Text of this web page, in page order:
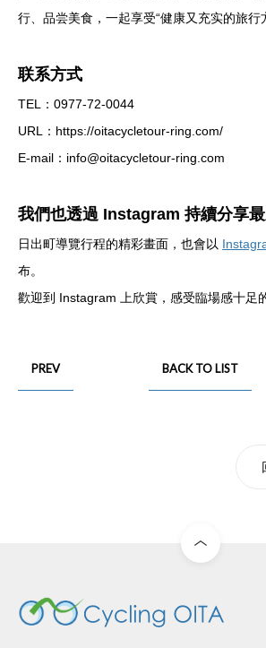
行、品尝美食，一起享受“健康又充实的旅行
联系方式
TEL：0977-72-0044
URL：https://oitacycletour-ring.com/
E-mail：info@oitacycletour-ring.com
我們也透過 Instagram 持續分享最
日出町導覽行程的精彩畫面，也會以
布。
歡迎到 Instagram 上欣賞，感受臨場感十足
PREV BACK TO LIST